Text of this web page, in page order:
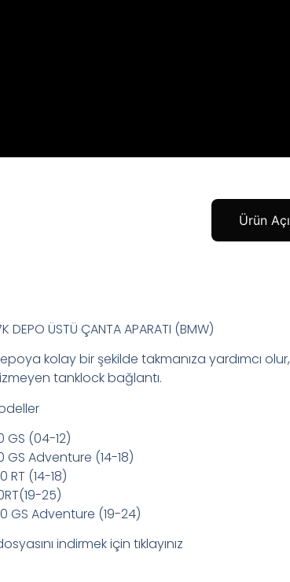
Ürün
DEPO ÜSTÜ ÇANTA APARATI (BMW)
kolay bir şekilde takmanıza yardımcı olur,
tanklock bağlantı.
GS (04-12)
GS Adventure (14-18)
RT (14-18)
25)
GS Adventure (19-24)
indirmek için tıklayınız